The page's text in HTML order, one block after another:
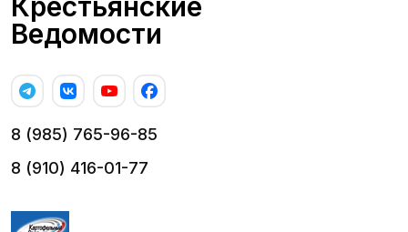
Крестьянские
Ведомости
8 (985) 765-96-85
8 (910) 416-01-77